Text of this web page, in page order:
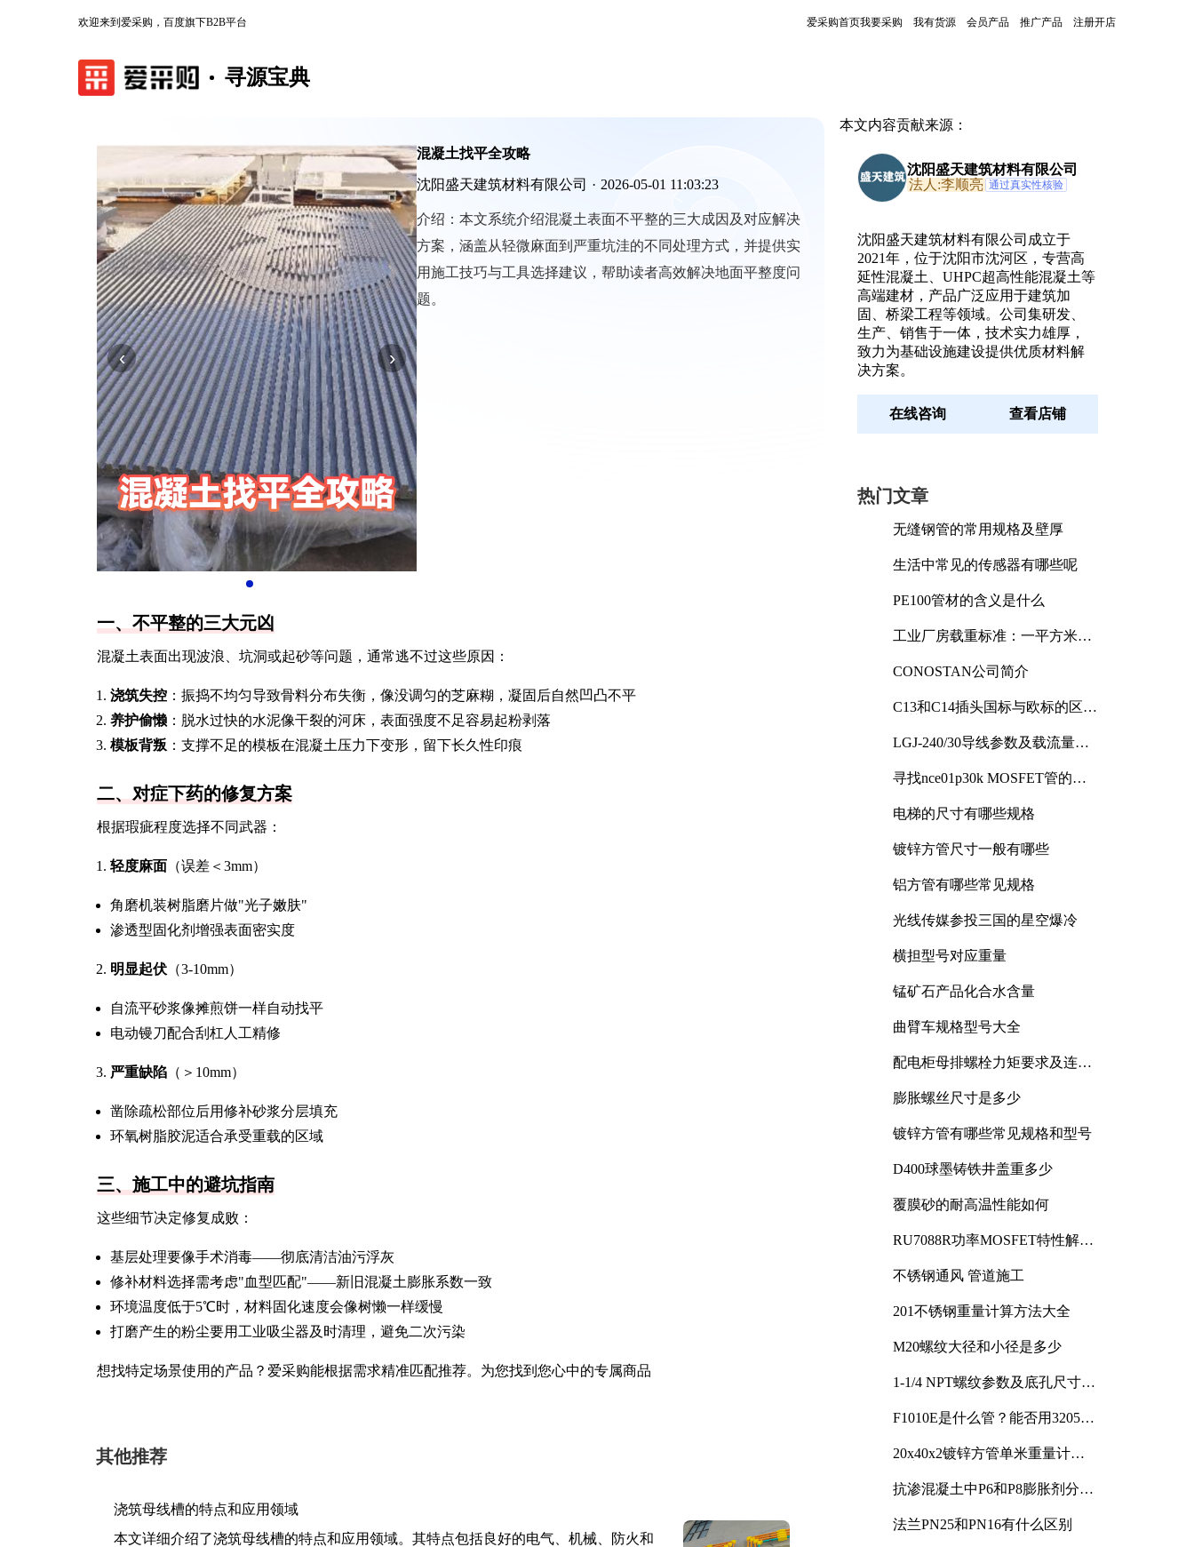
欢迎来到爱采购，百度旗下B2B平台 爱采购首页我要采购 我有货源 会员产品 推广产品 注册开店
寻源宝典
‹ ›
混凝土找平全攻略
沈阳盛天建筑材料有限公司 · 2026-05-01 11:03:23
介绍： 本文系统介绍混凝土表面不平整的三大成因及对应解决
方案，涵盖从轻微麻面到严重坑洼的不同处理方式，并提供实
用施工技巧与工具选择建议，帮助读者高效解决地面平整度问
题。
一、不平整的三大元凶
混凝土表面出现波浪、坑洞或起砂等问题，通常逃不过这些原因：
浇筑失控 ：振捣不均匀导致骨料分布失衡，像没调匀的芝麻糊，凝固后自然凹凸不平
养护偷懒 ：脱水过快的水泥像干裂的河床，表面强度不足容易起粉剥落
模板背叛 ：支撑不足的模板在混凝土压力下变形，留下长久性印痕
二、对症下药的修复方案
根据瑕疵程度选择不同武器：
轻度麻面 （误差＜3mm）
角磨机装树脂磨片做"光子嫩肤"
渗透型固化剂增强表面密实度
明显起伏 （3-10mm）
自流平砂浆像摊煎饼一样自动找平
电动镘刀配合刮杠人工精修
严重缺陷 （＞10mm）
凿除疏松部位后用修补砂浆分层填充
环氧树脂胶泥适合承受重载的区域
三、施工中的避坑指南
这些细节决定修复成败：
基层处理要像手术消毒——彻底清洁油污浮灰
修补材料选择需考虑"血型匹配"——新旧混凝土膨胀系数一致
环境温度低于5℃时，材料固化速度会像树懒一样缓慢
打磨产生的粉尘要用工业吸尘器及时清理，避免二次污染
想找特定场景使用的产品？爱采购能根据需求精准匹配推荐。为您找到您心中的专属商品
其他推荐
浇筑母线槽的特点和应用领域
本文详细介绍了浇筑母线槽的特点和应用领域。其特点包括良好的电气、机械、防火和
本文内容贡献来源：
沈阳盛天建筑材料有限公司
法人:李顺亮 通过真实性核验
沈阳盛天建筑材料有限公司成立于
2021年，位于沈阳市沈河区，专营高
延性混凝土、UHPC超高性能混凝土等
高端建材，产品广泛应用于建筑加
固、桥梁工程等领域。公司集研发、
生产、销售于一体，技术实力雄厚，
致力为基础设施建设提供优质材料解
决方案。
在线咨询 查看店铺
热门文章
无缝钢管的常用规格及壁厚
生活中常见的传感器有哪些呢
PE100管材的含义是什么
工业厂房载重标准：一平方米能
CONOSTAN公司简介
C13和C14插头国标与欧标的区别
LGJ-240/30导线参数及载流量解
寻找nce01p30k MOSFET管的合
电梯的尺寸有哪些规格
镀锌方管尺寸一般有哪些
铝方管有哪些常见规格
光线传媒参投三国的星空爆冷
横担型号对应重量
锰矿石产品化合水含量
曲臂车规格型号大全
配电柜母排螺栓力矩要求及连接
膨胀螺丝尺寸是多少
镀锌方管有哪些常见规格和型号
D400球墨铸铁井盖重多少
覆膜砂的耐高温性能如何
RU7088R功率MOSFET特性解析
不锈钢通风 管道施工
201不锈钢重量计算方法大全
M20螺纹大径和小径是多少
1-1/4 NPT螺纹参数及底孔尺寸详
F1010E是什么管？能否用3205或
20x40x2镀锌方管单米重量计算
抗渗混凝土中P6和P8膨胀剂分别
法兰PN25和PN16有什么区别